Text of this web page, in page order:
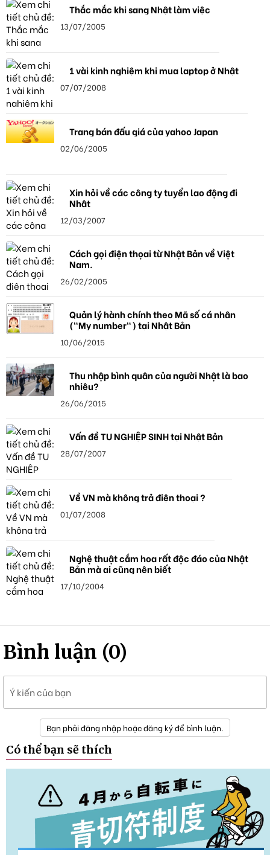
Thắc mắc khi sang Nhật làm việc
13/07/2005
1 vài kinh nghiệm khi mua laptop ở Nhật
07/07/2008
Trang bán đấu giá của yahoo Japan
02/06/2005
Xin hỏi về các công ty tuyển lao động đi
Nhật
12/03/2007
Cách gọi điện thọai từ Nhật Bản về Việt
Nam.
26/02/2005
Quản lý hành chính theo Mã số cá nhân
("My number") tại Nhật Bản
10/06/2015
Thu nhập bình quân của người Nhật là bao
nhiêu?
26/06/2015
Vấn đề TU NGHIỆP SINH tại Nhật Bản
28/07/2007
Về VN mà không trả điện thoại ?
01/07/2008
Nghệ thuật cắm hoa rất độc đáo của Nhật
Bản mà ai cũng nên biết
17/10/2004
Bình luận (0)
Ý kiến của bạn
Bạn phải đăng nhập hoặc đăng ký để bình luận.
Có thể bạn sẽ thích